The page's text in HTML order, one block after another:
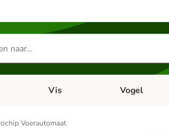
ApotheekOpen categorie menu: Kleine dieren
Vis Open
Vogel
Voerautomaat